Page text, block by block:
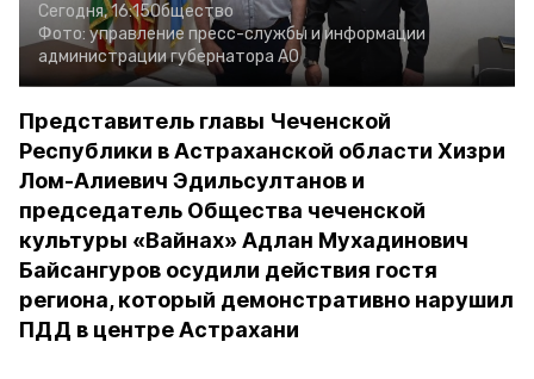
Сегодня, 16:15Общество
Фото: управление пресс-службы и информации
администрации губернатора АО
Представитель главы Чеченской
Республики в Астраханской области Хизри
Лом-Алиевич Эдильсултанов и
председатель Общества чеченской
культуры «Вайнах» Адлан Мухадинович
Байсангуров осудили действия гостя
региона, который демонстративно нарушил
ПДД в центре Астрахани